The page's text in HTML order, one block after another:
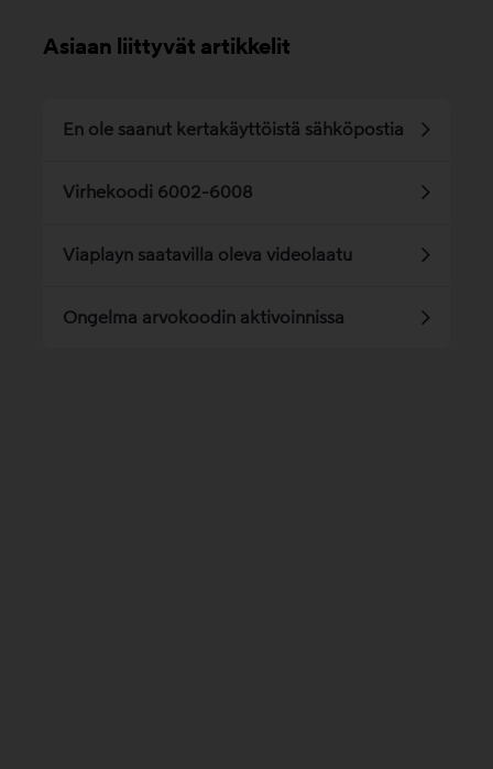
Asiaan liittyvät artikkelit
En ole saanut kertakäyttöistä sähköpostia
Virhekoodi 6002-6008
Viaplayn saatavilla oleva videolaatu
Ongelma arvokoodin aktivoinnissa